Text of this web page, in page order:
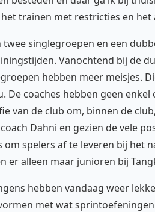
trainen met restricties en
twee singlegroepen en een
Vanochtend bij de
hebben meer meisjes.
De coaches hebben geen
van de club om, binnen de
Dahni en gezien de vele
om spelers af te leveren bij het
er alleen maar junioren bij
hebben vandaag weer
met wat